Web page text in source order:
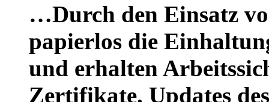
…Durch den Einsatz
papierlos die
und erhalten
Zertifikate. Updates